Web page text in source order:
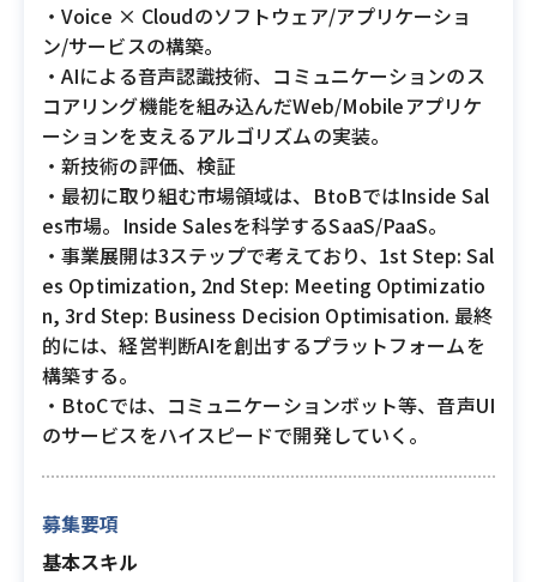
・Voice × Cloudのソフトウェア/アプリケーショ
ン/サービスの構築。
・AIによる音声認識技術、コミュニケーションのス
コアリング機能を組み込んだWeb/Mobileアプリケ
ーションを支えるアルゴリズムの実装。
・新技術の評価、検証
・最初に取り組む市場領域は、BtoBではInside Sal
es市場。Inside Salesを科学するSaaS/PaaS。
・事業展開は3ステップで考えており、1st Step: Sal
es Optimization, 2nd Step: Meeting Optimizatio
n, 3rd Step: Business Decision Optimisation. 最終
的には、経営判断AIを創出するプラットフォームを
構築する。
・BtoCでは、コミュニケーションボット等、音声UI
のサービスをハイスピードで開発していく。
募集要項
基本スキル